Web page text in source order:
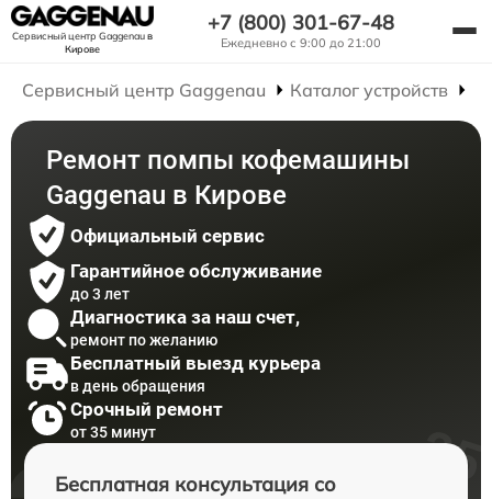
Сервисный центр Gaggenauв
Кирове
+7 (800) 301-67-48
Ежедневно с 9:00 до 21:00
Сервисный центр Gaggenau Каталог устройств
Ремонт помпы кофемашины
Gaggenau в Кирове
Официальный сервис
Гарантийное обслуживание
до 3 лет
Диагностика за наш счет,
ремонт по желанию
Бесплатный выезд курьера
в день обращения
Срочный ремонт
от 35 минут
Бесплатная консультация со